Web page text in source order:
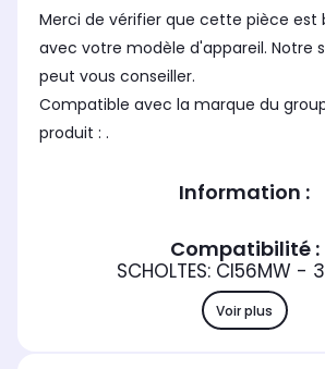
Merci de vérifier que cette pièce est
avec votre modèle d'appareil. Notre
peut vous conseiller.
Compatible avec la marque du groupe :
produit : .
Information :
Compatibilité :
SCHOLTES: CI56MW -
Voir plus